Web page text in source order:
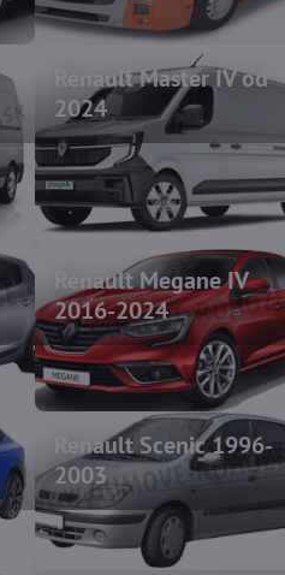
Renault Master IV od
2024
Renault Megane IV
2016-2024
Renault Scenic 1996-
2003